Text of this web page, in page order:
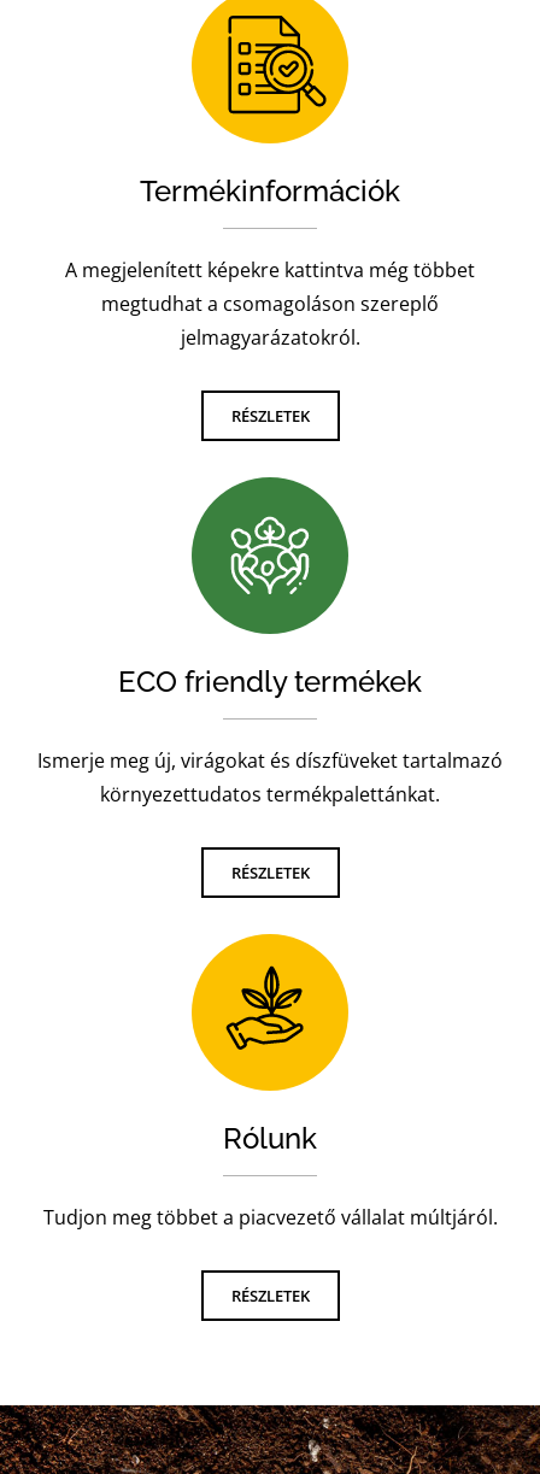
Termékinformációk
A megjelenített képekre kattintva még többet
megtudhat a csomagoláson szereplő
jelmagyarázatokról.
RÉSZLETEK
ECO friendly termékek
Ismerje meg új, virágokat és díszfüveket tartalmazó
környezettudatos termékpalettánkat.
RÉSZLETEK
Rólunk
Tudjon meg többet a piacvezető vállalat múltjáról.
RÉSZLETEK